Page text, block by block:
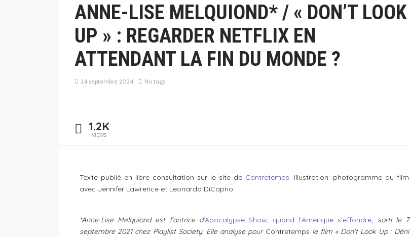
ANNE-LISE MELQUIOND* / « DON’T LOOK
UP » : REGARDER NETFLIX EN
ATTENDANT LA FIN DU MONDE ?
24 septembre 2024 No tags
1.2K
VIEWS
Texte publié en libre consultation sur le site de Contretemps. Illustration: photogramme du film
avec Jennifer Lawrence et Leonardo DiCaprio.
*Anne-Lise Melquiond est l’autrice d’Apocalypse Show, quand l’Amérique s’effondre, sorti le 7
septembre 2021 chez Playlist Society. Elle analyse pour Contretemps le film « Don’t Look Up : Déni